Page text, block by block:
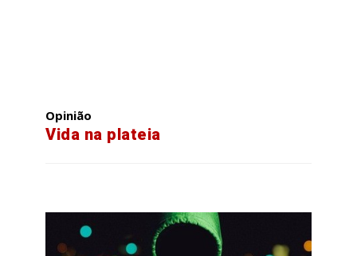
Opinião
Vida na plateia